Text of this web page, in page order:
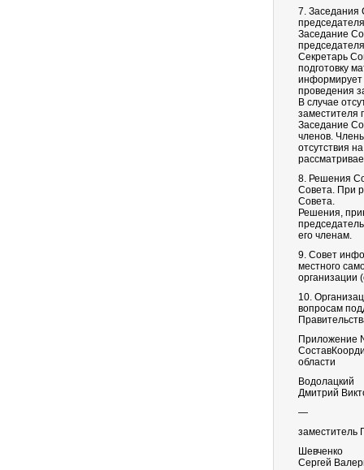
7. Заседания
Заседание
Секретарь
подготовку
информирует
проведения
В случае
заместителя
Заседание
членов.
отсутствия
8. Решения
Совета. При
Совета.
Решения,
его членам.
9. Совет
местного
организации
10.
вопросам
Приложение
области
Водолацкий
Дмитрий
—
заместитель
Шевченко
Сергей